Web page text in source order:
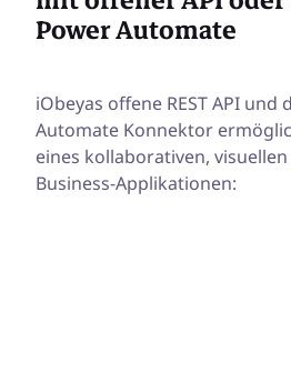
Power Automate
iObeyas offene REST API
Automate Konnektor
eines kollaborativen,
Business-Applikationen: